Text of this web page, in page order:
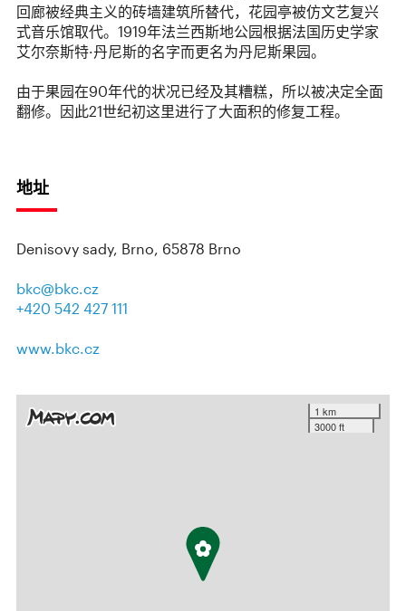
回廊被经典主义的砖墙建筑所替代，花园亭被仿文艺复兴
式音乐馆取代。1919年法兰西斯地公园根据法国历史学家
艾尔奈斯特·丹尼斯的名字而更名为丹尼斯果园。
由于果园在90年代的状况已经及其糟糕，所以被决定全面
翻修。因此21世纪初这里进行了大面积的修复工程。
地址
Denisovy sady, Brno, 65878 Brno
bkc@bkc.cz
+420 542 427 111
www.bkc.cz
1 km
3000 ft